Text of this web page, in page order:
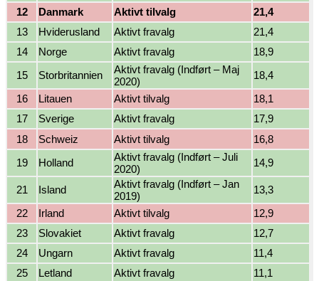
12
Danmark Aktivt tilvalg
21,4
13
Hviderusland Aktivt fravalg
21,4
14
Norge Aktivt fravalg
18,9
15
Storbritannien
Aktivt fravalg (Indført – Maj
2020)
18,4
16
Litauen Aktivt tilvalg
18,1
17
Sverige Aktivt fravalg
17,9
18
Schweiz Aktivt tilvalg
16,8
19
Holland
Aktivt fravalg (Indført – Juli
2020)
14,9
21 Island
Aktivt fravalg (Indført – Jan
2019)
13,3
22
Irland Aktivt tilvalg
12,9
23
Slovakiet Aktivt fravalg
12,7
24
Ungarn Aktivt fravalg
11,4
25
Letland Aktivt fravalg
11,1